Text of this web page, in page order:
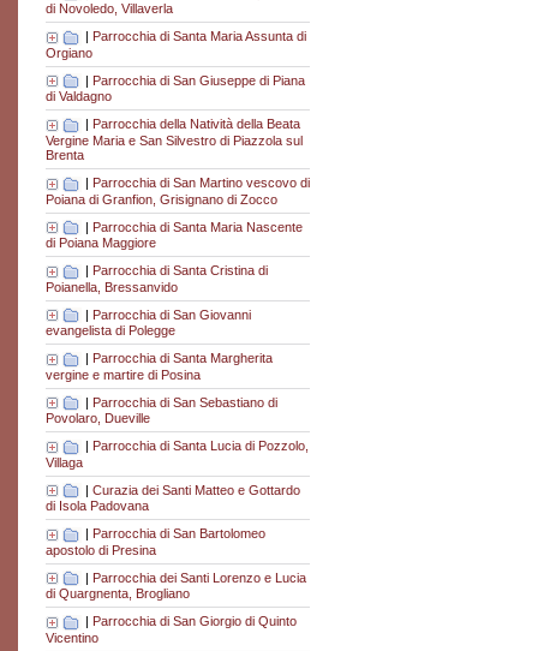
di Novoledo, Villaverla
Parrocchia di Santa Maria Assunta di
Orgiano
| Parrocchia di San Giuseppe di Piana
di Valdagno
Parrocchia della Natività della Beata
Vergine Maria e San Silvestro di Piazzola sul
Brenta
| Parrocchia di San Martino vescovo di
Poiana di Granfion, Grisignano di Zocco
| Parrocchia di Santa Maria Nascente
di Poiana Maggiore
| Parrocchia di Santa Cristina di
Poianella, Bressanvido
| Parrocchia di San Giovanni
evangelista di Polegge
Parrocchia di Santa Margherita
vergine e martire di Posina
| Parrocchia di San Sebastiano di
Povolaro, Dueville
Parrocchia di Santa Lucia di Pozzolo,
Villaga
| Curazia dei Santi Matteo e Gottardo
di Isola Padovana
Parrocchia di San Bartolomeo
apostolo di Presina
| Parrocchia dei Santi Lorenzo e Lucia
di Quargnenta, Brogliano
Parrocchia di San Giorgio di Quinto
Vicentino